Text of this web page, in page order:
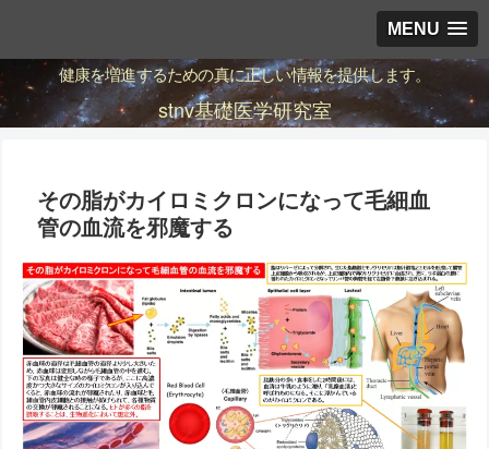
MENU
健康を増進するための真に正しい情報を提供します。
stnv基礎医学研究室
その脂がカイロミクロンになって毛細血
管の血流を邪魔する